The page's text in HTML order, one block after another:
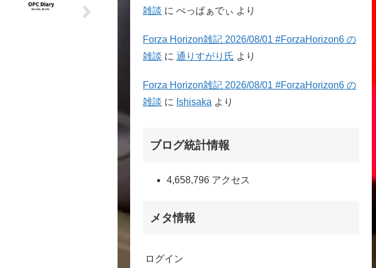
雑談 にぺっぱぁでぃ より
Forza Horizon雑記 2026/08/01 #ForzaHorizon6 の
雑談 に通りすがり氏 より
Forza Horizon雑記 2026/08/01 #ForzaHorizon6 の
雑談 に Ishisaka より
ブログ統計情報
4,658,796 アクセス
メタ情報
ログイン